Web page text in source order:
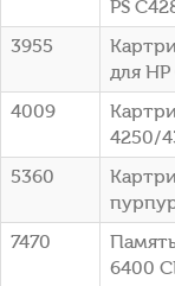
PS
3955
для
4009
4250/
5360
7470
6400